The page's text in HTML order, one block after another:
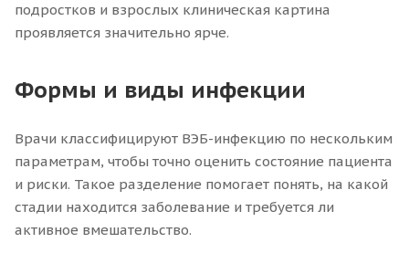
подростков и взрослых клиническая картина
проявляется значительно ярче.
Формы и виды инфекции
Врачи классифицируют ВЭБ-инфекцию по нескольким
параметрам, чтобы точно оценить состояние пациента
и риски. Такое разделение помогает понять, на какой
стадии находится заболевание и требуется ли
активное вмешательство.